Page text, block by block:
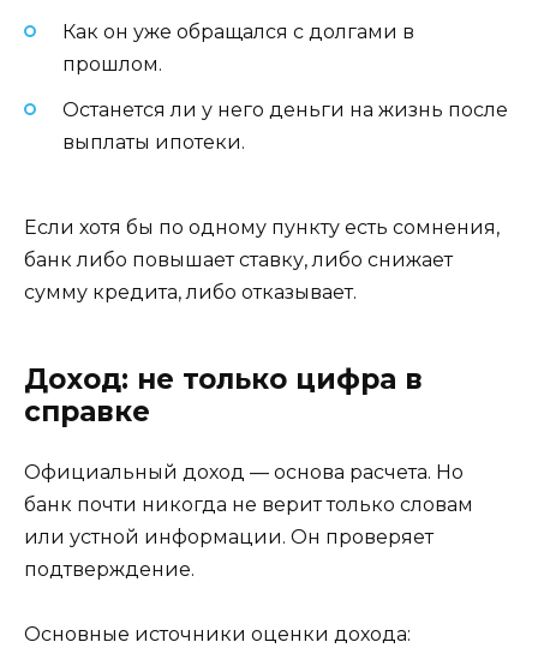
Как он уже обращался с долгами в
прошлом.
Останется ли у него деньги на жизнь после
выплаты ипотеки.
Если хотя бы по одному пункту есть сомнения,
банк либо повышает ставку, либо снижает
сумму кредита, либо отказывает.
Доход: не только цифра в
справке
Официальный доход — основа расчета. Но
банк почти никогда не верит только словам
или устной информации. Он проверяет
подтверждение.
Основные источники оценки дохода: